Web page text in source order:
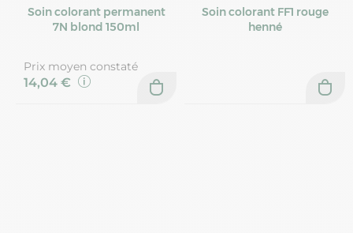
Soin colorant permanent
7N blond 150ml
Prix moyen constaté
14,04 €
Soin colorant FF1 rouge
henné